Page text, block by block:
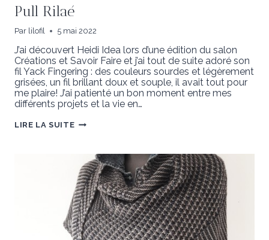
Pull Rilaé
Par lilofil 5 mai 2022
J’ai découvert Heidi Idea lors d’une édition du salon
Créations et Savoir Faire et j’ai tout de suite adoré son
fil Yack Fingering : des couleurs sourdes et légèrement
grisées, un fil brillant doux et souple, il avait tout pour
me plaire! J’ai patienté un bon moment entre mes
différents projets et la vie en…
LIRE LA SUITEPULL